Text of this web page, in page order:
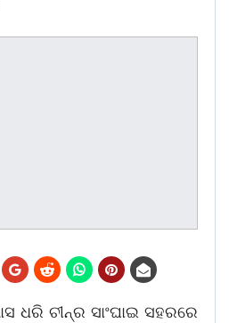
ଧରି ଚୀନ୍‌ର ସାଂଘାଇ ସହରରେ